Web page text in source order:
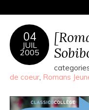
04
JUIL
2005
de coeur, Romans